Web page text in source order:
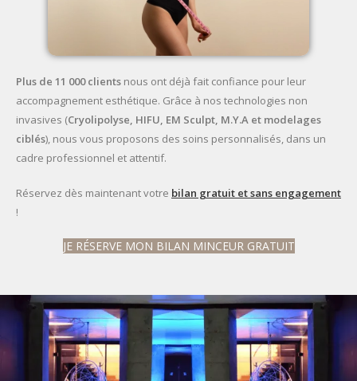
Plus de 11 000 clients nous ont déjà fait confiance pour leur
accompagnement esthétique. Grâce à nos technologies non
invasives (Cryolipolyse, HIFU, EM Sculpt, M.Y.A et modelages
ciblés), nous vous proposons des soins personnalisés, dans un
cadre professionnel et attentif.
Réservez dès maintenant votre bilan gratuit et sans engagement
!
JE RÉSERVE MON BILAN MINCEUR GRATUIT